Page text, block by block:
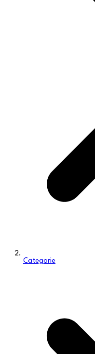
Categorie